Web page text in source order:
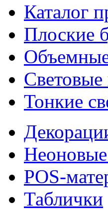
Каталог
Плоские
Световые
Тонкие
POS-
Таблички